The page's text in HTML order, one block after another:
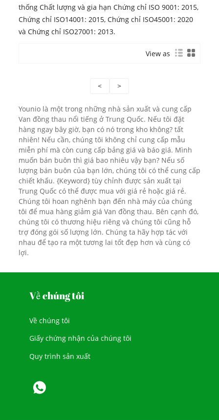
thống Chất lượng và gia hạn Chứng chỉ ISO 9001: 2015,
Chứng chỉ ISO14001: 2015, Chứng chỉ ISO45001: 2020
và Chứng chỉ ISO27001: 2013.
View as
< >
Younio là một trong những nhà sản xuất và cung cấp
Van đồng thau nổi tiếng ở Trung Quốc. Nếu tôi đặt
hàng ngay bây giờ, bạn có nó trong kho không? tất
nhiên! Nếu cần, chúng tôi không chỉ cung cấp mẫu
miễn phí mà còn cung cấp bảng giá và báo giá. Mình
muốn bán buôn thì giá bao nhiêu vậy bạn? Nếu số
lượng bán buôn của bạn lớn, chúng tôi có thể cung cấp
chiết khấu. {Keyword} tùy chỉnh được sản xuất tại
Trung Quốc có thể được mua với giá rẻ hoặc giá rẻ.
Chúng tôi hoan nghênh bạn đến nhà máy của chúng
tôi để mua hàng giảm giá Van đồng thau. Bên cạnh đó,
chúng tôi có thương hiệu riêng và chúng tôi cũng hỗ
trợ đóng gói số lượng lớn. Chúng ta hãy hợp tác với
nhau để tạo ra một tương lai tốt đẹp hơn và cùng có
lợi.
Về chúng tôi
Về chúng tôi
Giấy chứng nhận của chúng tôi
Quy trình sản xuất